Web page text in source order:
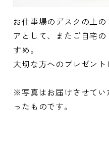
お仕事場のデスクの上
アとして、またご自宅
すめ。
大切な方へのプレゼント
※写真はお届けさせてい
ったものです。